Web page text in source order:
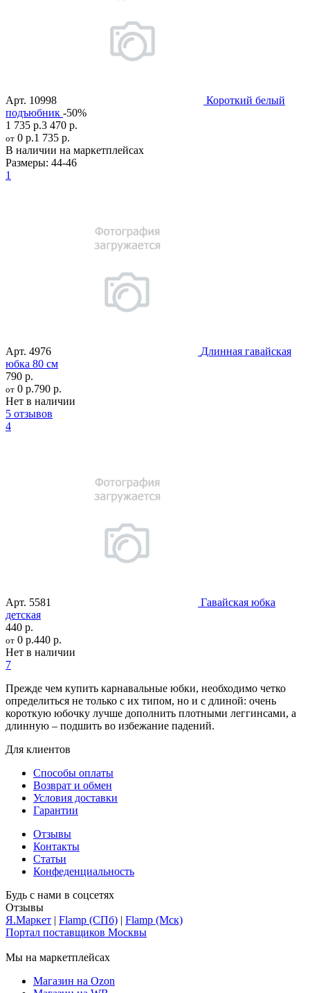
Арт. 10998
Короткий белый
подъюбник -50%
1 735 р.3 470 р.
от 0 р.1 735 р.
В наличии на маркетплейсах
Размеры: 44-46
1
Арт. 4976
Длинная гавайская
юбка 80 см
790 р.
от 0 р.790 р.
Нет в наличии
5 отзывов
4
Арт. 5581
Гавайская юбка
детская
440 р.
от 0 р.440 р.
Нет в наличии
7
Прежде чем купить карнавальные юбки, необходимо четко
определиться не только с их типом, но и с длиной: очень
короткую юбочку лучше дополнить плотными леггинсами, а
длинную – подшить во избежание падений.
Для клиентов
Способы оплаты
Возврат и обмен
Условия доставки
Гарантии
Отзывы
Контакты
Статьи
Конфеденциальность
Будь с нами в соцсетях
Отзывы
Я.Маркет | Flamp (СПб) | Flamp (Мск)
Портал поставщиков Москвы
Мы на маркетплейсах
Магазин на Ozon